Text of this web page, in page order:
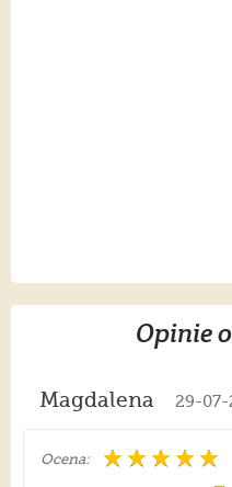
Opinie
Magdalena 29-07-
Ocena: